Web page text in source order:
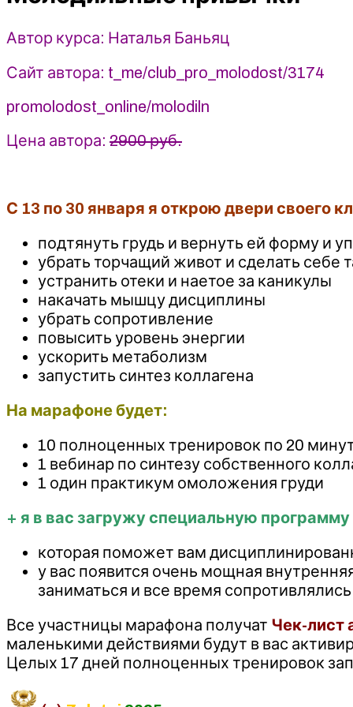
(2025)
Автор курса: Наталья Баньяц
Сайт автора: t_me/club_pro_molodost/3174
promolodost_online/molodiln
Цена автора: 2900 руб.
С 13 по 30 января я открою двери своего
подтянуть грудь и вернуть ей форму и
убрать торчащий живот и сделать себе
устранить отеки и наетое за каникулы
накачать мышцу дисциплины
убрать сопротивление
повысить уровень энергии
ускорить метаболизм
запустить синтез коллагена
На марафоне будет:
10 полноценных тренировок по 20
1️ вебинар по синтезу собственного
1️ один практикум омоложения груди
+ я в вас загружу специальную
которая поможет вам
у вас появится очень мощная
заниматься и все время
Все участницы марафона получат Чек-лист
маленькими действиями будут в вас
Целых 17 дней полноценных тренировок